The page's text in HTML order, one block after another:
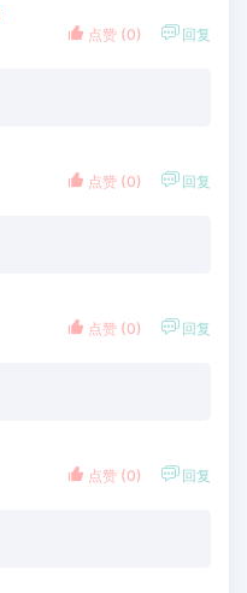
 点赞 (0)  回复
 点赞 (0)  回复
 点赞 (0)  回复
 点赞 (0)  回复